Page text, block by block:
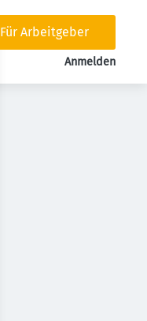
Für Arbeitgeber
Anmelden